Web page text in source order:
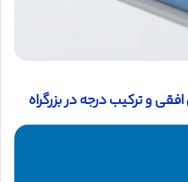
و ترکیب درجه در بزرگراه